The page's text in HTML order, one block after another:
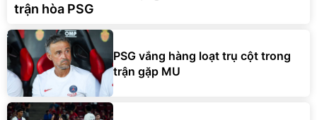
trận hòa PSG
PSG vắng hàng loạt trụ cột trong
trận gặp MU